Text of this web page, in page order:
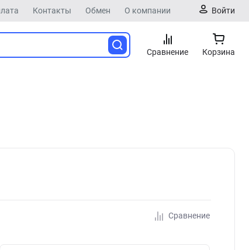
Контакты Обмен О компании Войти
Сравнение Корзина
Сравнение